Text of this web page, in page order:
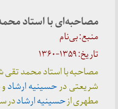
مصاحبه‌ای با استاد
منبع: بی‌نام
تاریخ: ۱۳۵۹-۱۳۶۰
مصاحبه با استاد محمد
شریعتی درحسینیه ارشاد
مطهری ازحسینیه ارشاددر